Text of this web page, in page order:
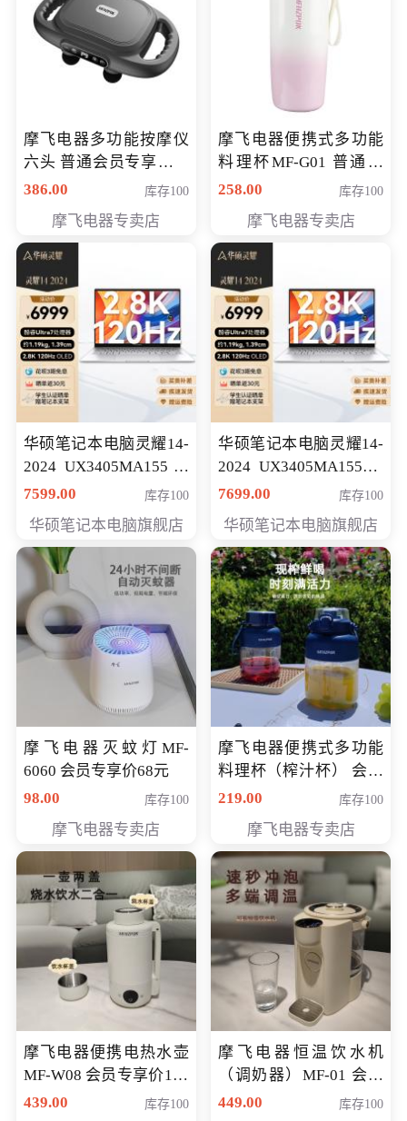
摩飞电器多功能按摩仪
六头 普通会员专享价格
199元
386.00 库存100
摩飞电器专卖店
摩飞电器便携式多功能
料理杯MF-G01 普通会
员专享价格118元
258.00 库存100
摩飞电器专卖店
华硕笔记本电脑灵耀14-
2024 UX3405MA155冰
川银 oled 智慧轻薄本 会
7599.00 库存100
华硕笔记本电脑旗舰店
华硕笔记本电脑灵耀14-
2024 UX3405MA155夜
空蓝 oled 智慧轻薄本 会
7699.00 库存100
华硕笔记本电脑旗舰店
摩飞电器灭蚊灯MF-
6060 会员专享价68元
98.00
库存100
摩飞电器专卖店
摩飞电器便携式多功能
料理杯（榨汁杯） 会员
专享价118元
219.00 库存100
摩飞电器专卖店
摩飞电器便携电热水壶
MF-W08 会员专享价198
元
439.00 库存100
摩飞电器恒温饮水机
（调奶器）MF-01 会员
专享价366元
449.00 库存100